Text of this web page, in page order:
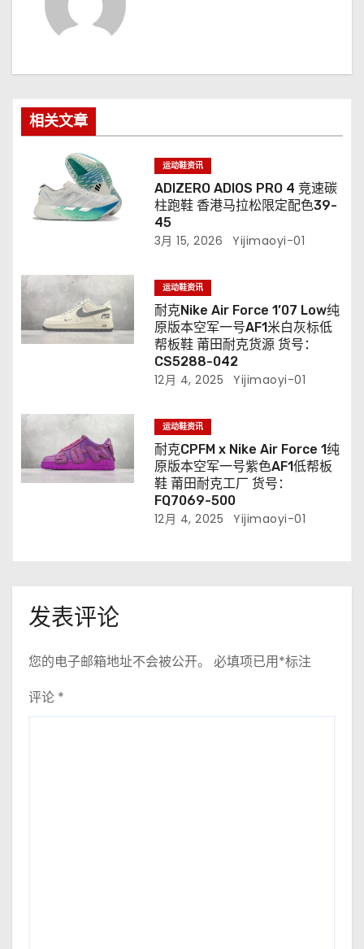
相关文章
运动鞋资讯
ADIZERO ADIOS PRO 4 竞速碳
柱跑鞋 香港马拉松限定配色39-
45
3月 15, 2026 Yijimaoyi-01
运动鞋资讯
耐克Nike Air Force 1’07 Low纯
原版本空军一号AF1米白灰标低
帮板鞋 莆田耐克货源 货号：
CS5288-042
12月 4, 2025 Yijimaoyi-01
运动鞋资讯
耐克CPFM x Nike Air Force 1纯
原版本空军一号紫色AF1低帮板
鞋 莆田耐克工厂 货号：
FQ7069-500
12月 4, 2025 Yijimaoyi-01
发表评论
您的电子邮箱地址不会被公开。 必填项已用*标注
评论 *